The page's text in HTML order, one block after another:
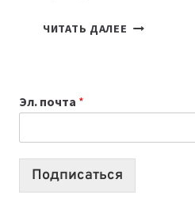
ЧИТАТЬ ДАЛЕЕ
СОЗДАВАТЬ
ПРОДУКТЫ
Эл. почта *
Подписаться